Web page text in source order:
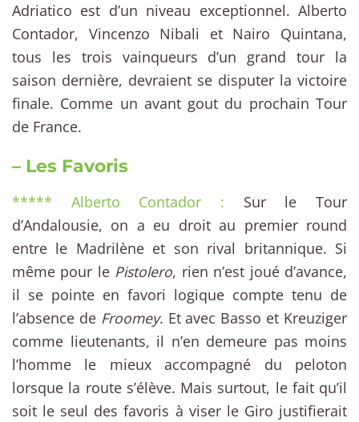
Adriatico est d’un niveau exceptionnel. Alberto
Contador, Vincenzo Nibali et Nairo Quintana,
tous les trois vainqueurs d’un grand tour la
saison dernière, devraient se disputer la victoire
finale. Comme un avant gout du prochain Tour
de France.
– Les Favoris
***** Alberto Contador : Sur le Tour
d’Andalousie, on a eu droit au premier round
entre le Madrilène et son rival britannique. Si
même pour le Pistolero, rien n’est joué d’avance,
il se pointe en favori logique compte tenu de
l’absence de Froomey. Et avec Basso et Kreuziger
comme lieutenants, il n’en demeure pas moins
l’homme le mieux accompagné du peloton
lorsque la route s’élève. Mais surtout, le fait qu’il
soit le seul des favoris à viser le Giro justifierait